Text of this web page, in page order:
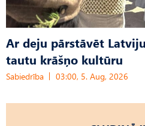
Ar deju pārstāvēt
tautu krāšņo kultūru
Sabiedrība 03:00, 5. Aug, 2026